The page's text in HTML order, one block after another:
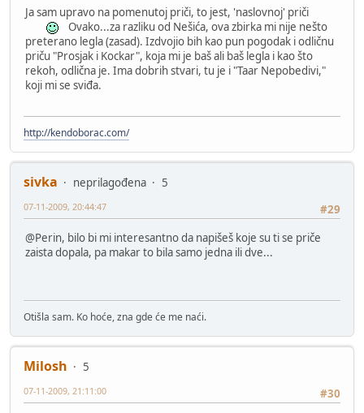
Ja sam upravo na pomenutoj priči, to jest, 'naslovnoj' priči
Ovako...za razliku od Nešića, ova zbirka mi nije nešto
preterano legla (zasad). Izdvojio bih kao pun pogodak i odličnu
priču "Prosjak i Kockar", koja mi je baš ali baš legla i kao što
rekoh, odlična je. Ima dobrih stvari, tu je i "Taar Nepobedivi,"
koji mi se sviđa.
http://kendoborac.com/
sivka neprilagođena
5
#29
07-11-2009, 20:44:47
@Perin, bilo bi mi interesantno da napišeš koje su ti se priče
zaista dopala, pa makar to bila samo jedna ili dve...
Otišla sam. Ko hoće, zna gde će me naći.
Milosh
5
#30
07-11-2009, 21:11:00